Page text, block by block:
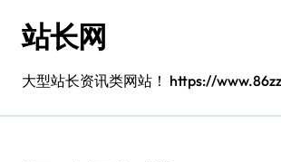
站长网
大型站长资讯类网站！ https://